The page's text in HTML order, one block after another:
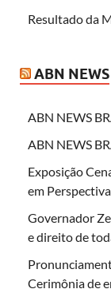
Resultado da
ABN NEWS
ABN NEWS
ABN NEWS
Exposição
em
Governador
e direito de
Cerimônia de